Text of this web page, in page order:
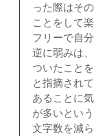
った際はそ
ことをして
フリーで自
逆に弱みは
ついたこと
と指摘され
あることに
が多いとい
文字数を減